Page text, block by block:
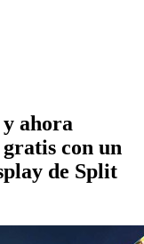
ahora
con un
de Split